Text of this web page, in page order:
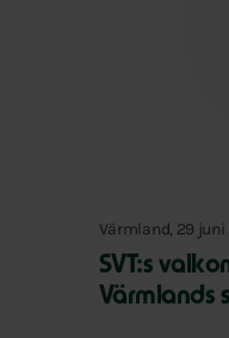
Värmland, 29 juni
SVT:s
Värmlands